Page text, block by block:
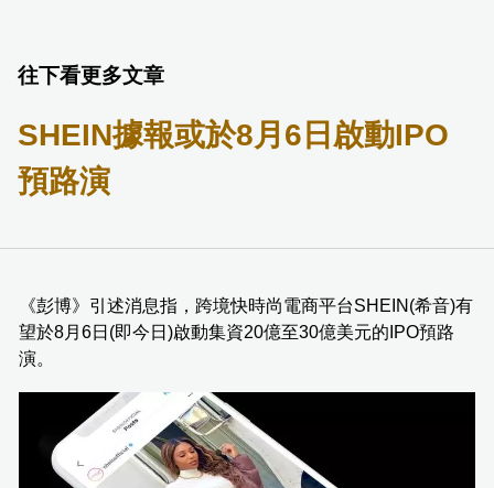
往下看更多文章
SHEIN據報或於8月6日啟動IPO
預路演
《彭博》引述消息指，跨境快時尚電商平台SHEIN(希音)有
望於8月6日(即今日)啟動集資20億至30億美元的IPO預路
演。